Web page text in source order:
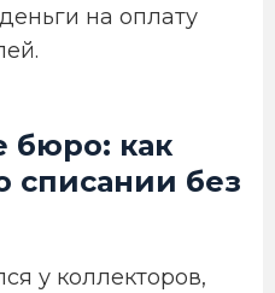
на оплату
бюро: как
списании без
у коллекторов,